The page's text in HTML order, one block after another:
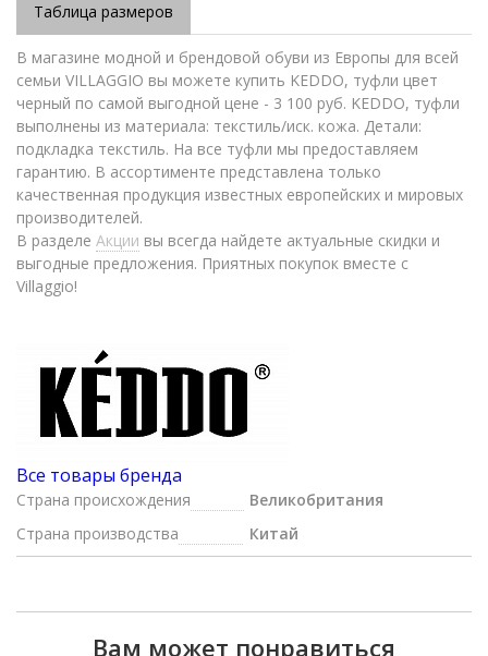
Таблица размеров
В магазине модной и брендовой обуви из Европы для всей
семьи VILLAGGIO вы можете купить KEDDO, туфли цвет
черный по самой выгодной цене - 3 100 руб. KEDDO, туфли
выполнены из материала: текстиль/иск. кожа. Детали:
подкладка текстиль. На все туфли мы предоставляем
гарантию. В ассортименте представлена только
качественная продукция известных европейских и мировых
производителей.
В разделе Акции вы всегда найдете актуальные скидки и
выгодные предложения. Приятных покупок вместе с
Villaggio!
Все товары бренда
Страна происхождения
Великобритания
Страна производства
Китай
Вам может понравиться